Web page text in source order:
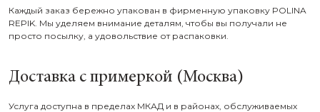
Каждый заказ бережно упакован в фирменную упаковку POLINA
REPIK. Мы уделяем внимание деталям, чтобы вы получали не
просто посылку, а удовольствие от распаковки.
Доставка с примеркой (Москва)
Услуга доступна в пределах МКАД и в районах, обслуживаемых